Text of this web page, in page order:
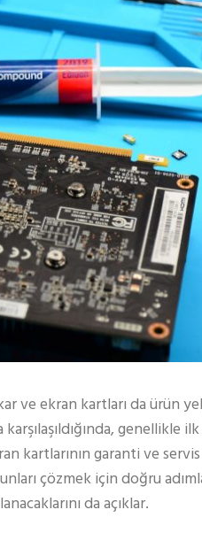
ve ekran kartları da ürün
genellikle
kartlarının garanti ve
çözmek için doğru
da açıklar.